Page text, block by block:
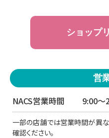
ショップ
営
NACS営業時間 9:00〜
一部の店舗では営業時間が異な
確認ください。